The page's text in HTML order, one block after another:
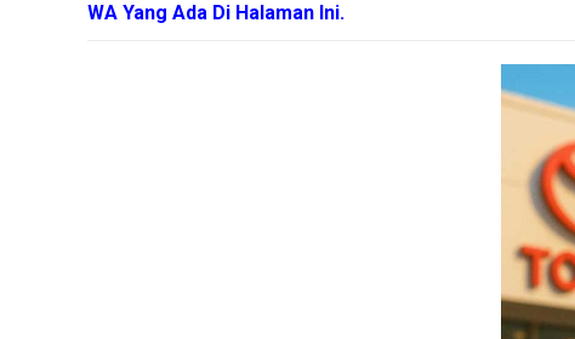
WA Yang Ada Di Halaman Ini.